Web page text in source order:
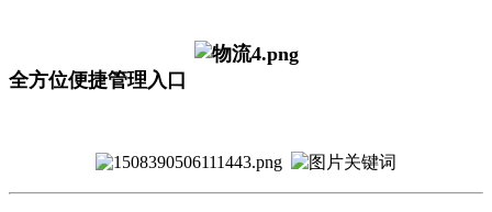
全方位便捷管理入口